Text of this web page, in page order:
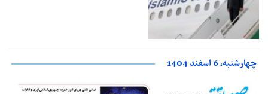
چهارشنبه، 6 اسفند 1404